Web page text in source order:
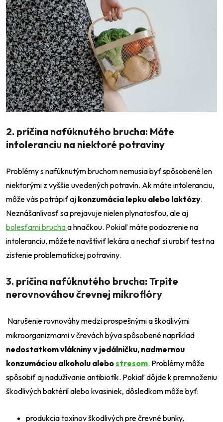
2. príčina nafúknutého brucha: Máte
intoleranciu na niektoré potraviny
Problémy s nafúknutým bruchom nemusia byť spôsobené len
niektorými z vyššie uvedených potravín. Ak máte intoleranciu,
môže vás potrápiť aj konzumácia lepku alebo laktózy.
Neznášanlivosť sa prejavuje nielen plynatosťou, ale aj
bolesťami bruchaa hnačkou. Pokiaľ máte podozrenie na
intoleranciu, môžete navštíviť lekára a nechať si urobiť test na
zistenie problematickej potraviny.
3. príčina nafúknutého brucha: Trpíte
nerovnováhou črevnej mikroflóry
Narušenie rovnováhy medzi prospešnými a škodlivými
mikroorganizmami v črevách býva spôsobené napríklad
nedostatkom vlákniny v jedálničku, nadmernou
konzumáciou alkoholu alebostresom. Problémy môže
spôsobiť aj nadužívanie antibiotík. Pokiaľ dôjde k premnoženiu
škodlivých baktérií alebo kvasiniek, dôsledkom môže byť:
produkcia toxínov škodlivých pre črevné bunky,